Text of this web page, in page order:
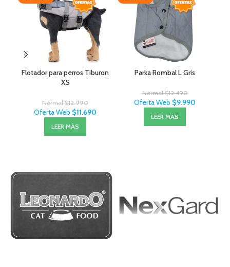
Flotador para perros Tiburon
XS
Normal$12.990
Oferta Web $11.690
LEER MÁS
Parka Rombal L Gris
Normal$12.490
Oferta Web $9.990
LEER MÁS